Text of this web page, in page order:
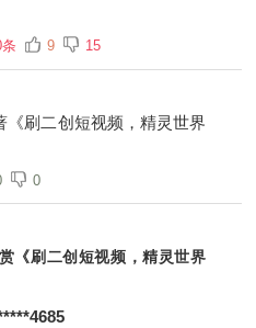
9 15
刷二创短视频，精灵世界
0
《刷二创短视频，精灵世界